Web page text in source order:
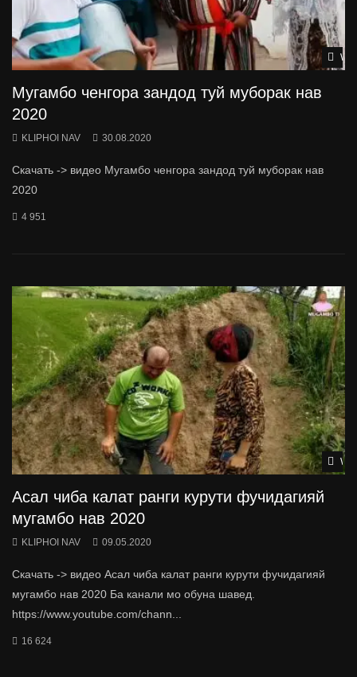
Мугамбо ченгора зандод туй муборак нав
2020
KLIPHOI NAV 30.08.2020
Скачать -> видео Мугамбо ченгора зандод туй муборак нав
2020
4 951
Асал чиба калат ранги курути фучидагияй
мугамбо нав 2020
KLIPHOI NAV 09.05.2020
Скачать -> видео Асал чиба калат ранги курути фучидагияй
мугамбо нав 2020 Ба канали мо обуна шавед.
https://www.youtube.com/chann...
16 624